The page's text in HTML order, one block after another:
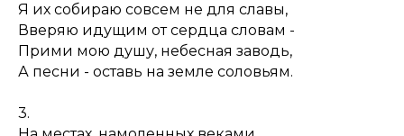
Я их собираю совсем не для славы,
Вверяю идущим от сердца словам -
Прими мою душу, небесная заводь,
А песни - оставь на земле соловьям.
3.